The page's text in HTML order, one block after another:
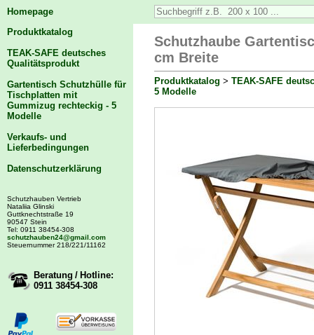
Homepage
Produktkatalog
TEAK-SAFE deutsches
Qualitätsprodukt
Gartentisch Schutzhülle für
Tischplatten mit
Gummizug rechteckig - 5
Modelle
Verkaufs- und
Lieferbedingungen
Datenschutzerklärung
Schutzhauben Vertrieb
Nataliia Glinski
Guttknechtstraße 19
90547 Stein
Tel: 0911 38454-308
schutzhauben24@gmail.com
Steuernummer 218/221/11162
Beratung / Hotline:
0911 38454-308
Schutzhaube
cm Breite
Produktkatalog > TEAK-SAFE
5 Modelle